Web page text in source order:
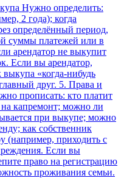
Нужно определить:
2 года); когда
определённый период,
суммы платежей или в
арендатор не выкупит
Если вы арендатор,
выкупа «когда‑нибудь
друг. 5. Права и
прописать: кто платит
капремонт; можно ли
при выкупе; можно
как собственник
(например, приходить с
Если вы
право на регистрацию
проживания семьи.